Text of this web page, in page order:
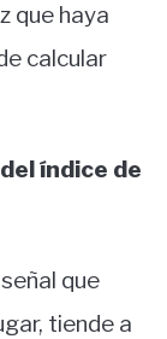
que haya
calcular
índice de
que
tiende a